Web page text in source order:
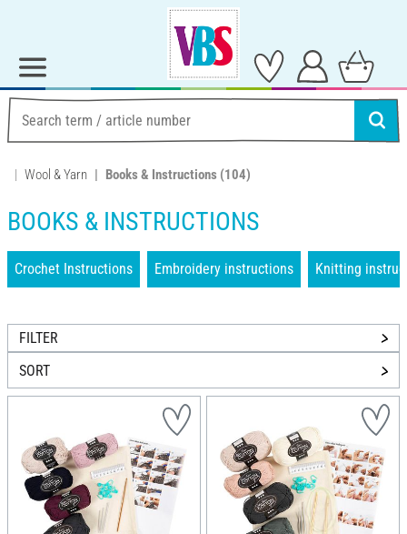
Wool & Yarn Books & Instructions (104)
BOOKS & INSTRUCTIONS
Crochet Instructions Embroidery instructions Knitting
FILTER
SORT